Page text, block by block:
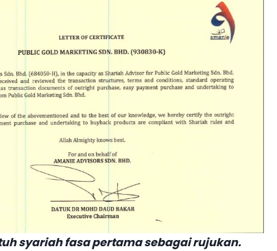
syariah fasa pertama sebagai rujukan.